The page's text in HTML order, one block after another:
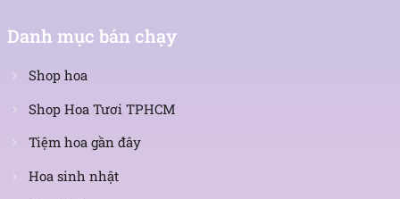
Danh mục bán chạy
Shop hoa
Shop Hoa Tươi TPHCM
Tiệm hoa gần đây
Hoa sinh nhật